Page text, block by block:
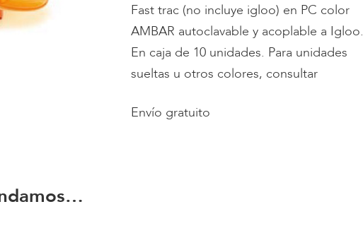
Fast trac (no incluye igloo) en PC color
AMBAR autoclavable y acoplable a Igloo.
En caja de 10 unidades. Para unidades
sueltas u otros colores, consultar
Envío gratuito